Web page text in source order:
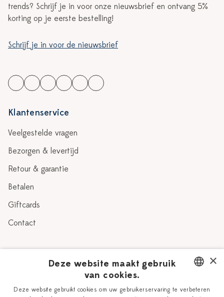
trends? Schrijf je in voor onze nieuwsbrief en ontvang 5%
korting op je eerste bestelling!
Schrijf je in voor de nieuwsbrief
Klantenservice
Veelgestelde vragen
Bezorgen & levertijd
Retour & garantie
Betalen
Giftcards
Contact
Verhaal
Delfts Blauw
Workshops
DUTCH
×
Deze website maakt gebruik
van cookies.
Deze website gebruikt cookies om uw gebruikerservaring te verbeteren